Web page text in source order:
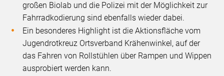
großen Biolab und die Polizei mit der Möglichkeit zur
Fahrradkodierung sind ebenfalls wieder dabei.
Ein besonderes Highlight ist die Aktionsfläche vom
Jugendrotkreuz Ortsverband Krähenwinkel, auf der
das Fahren von Rollstühlen über Rampen und Wippen
ausprobiert werden kann.